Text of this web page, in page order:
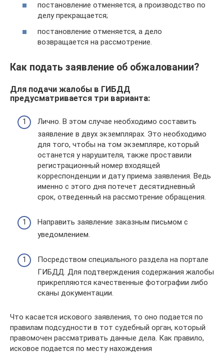
постановление отменяется, а производство по
делу прекращается;
постановление отменяется, а дело
возвращается на рассмотрение.
Как подать заявление об обжаловании?
Для подачи жалобы в ГИБДД
предусматривается три варианта:
Лично. В этом случае необходимо составить
заявление в двух экземплярах. Это необходимо
для того, чтобы на том экземпляре, который
останется у нарушителя, также проставили
регистрационный номер входящей
корреспонденции и дату приема заявления. Ведь
именно с этого дня потечет десятидневный
срок, отведенный на рассмотрение обращения.
Направить заявление заказным письмом с
уведомлением.
Посредством специального раздела на портале
ГИБДД. Для подтверждения содержания жалобы
прикрепляются качественные фотографии либо
сканы документации.
Что касается искового заявления, то оно подается по
правилам подсудности в тот судебный орган, который
правомочен рассматривать данные дела. Как правило,
исковое подается по месту нахождения